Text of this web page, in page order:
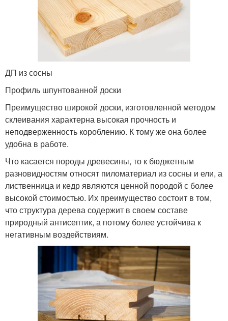
ДП из сосны
Профиль шпунтованной доски
Преимущество широкой доски, изготовленной методом
склеивания характерна высокая прочность и
неподверженность короблению. К тому же она более
удобна в работе.
Что касается породы древесины, то к бюджетным
разновидностям относят пиломатериал из сосны и ели, а
лиственница и кедр являются ценной породой с более
высокой стоимостью. Их преимущество состоит в том,
что структура дерева содержит в своем составе
природный антисептик, а потому более устойчива к
негативным воздействиям.